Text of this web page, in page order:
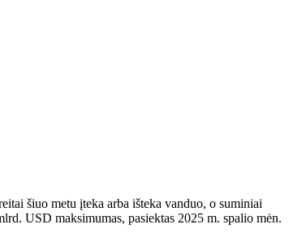
šiuo metu įteka arba išteka vanduo, o suminiai
USD maksimumas, pasiektas 2025 m. spalio mėn.